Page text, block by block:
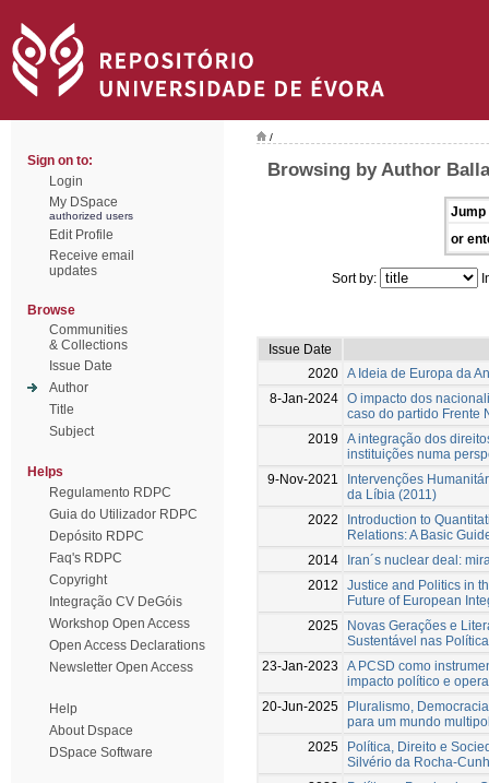
Sign on to:
Login
My DSpace
authorized users
Edit Profile
Receive email
updates
Browse
Communities
& Collections
Issue Date
Author
Title
Subject
Helps
Regulamento RDPC
Guia do Utilizador RDPC
Depósito RDPC
Faq's RDPC
Copyright
Integração CV DeGóis
Workshop Open Access
Open Access Declarations
Newsletter Open Access
Help
About Dspace
DSpace Software
/
Browsing by Author
Jump
or
Sort by:
Issue Date
2020 A Ideia de Europa da
8-Jan-2024 O impacto dos
caso do partido Frente
2019
A integração dos
instituições numa
9-Nov-2021
Intervenções
da Líbia (2011)
2022
Introduction to
Relations: A Basic
2014
Iran´s nuclear deal:
2012
Justice and Politics in
Future of European
2025
Novas Gerações e
Sustentável nas
23-Jan-2023
A PCSD como
impacto político e
20-Jun-2025
Pluralismo,
para um mundo
2025
Política, Direito e
Silvério da Rocha-